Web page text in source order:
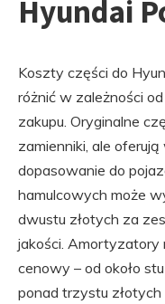
Hyundai
Koszty części do
różnić w zależności
zakupu. Oryginalne
zamienniki, ale
dopasowanie do
hamulcowych może
dwustu złotych za
jakości. Amortyzatory
cenowy – od około
ponad trzystu